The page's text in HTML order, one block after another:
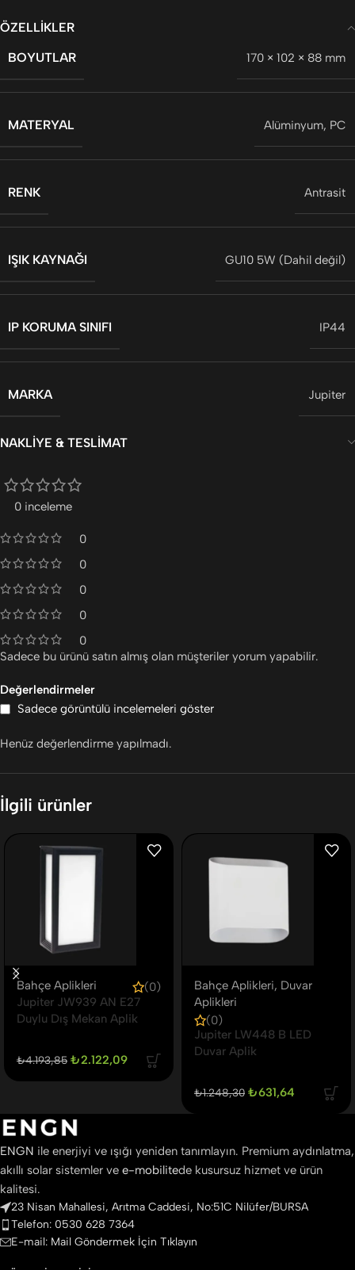
ÖZELLIKLER
BOYUTLAR
170 × 102 × 88 mm
MATERYAL Alüminyum, PC
RENK Antrasit
IŞIK KAYNAĞI GU10 5W (Dahil değil)
IP KORUMA SINIFI IP44
MARKA Jupiter
NAKLIYE & TESLIMAT
0 inceleme
0
0
0
0
0
Değerlendirmeler
Sadece görüntülü incelemeleri göster
Henüz değerlendirme yapılmadı.
Sadece bu ürünü satın almış olan müşteriler yorum yapabilir.
İlgili ürünler
Bahçe Aplikleri
(0)
Jupiter JW939 AN E27
Duylu Dış Mekan Aplik
₺4.193,85 ₺2.122,09
Bahçe Aplikleri, Duvar
Aplikleri
(0)
Jupiter LW448 B LED
Duvar Aplik
₺1.248,30 ₺631,64
ENGN ile enerjiyi ve ışığı yeniden tanımlayın. Premium aydınlatma,
akıllı solar sistemler ve e-mobilitede kusursuz hizmet ve ürün
kalitesi.
23 Nisan Mahallesi, Arıtma Caddesi, No:51C Nilüfer/BURSA
Telefon: 0530 628 7364
E-mail: Mail Göndermek İçin Tıklayın